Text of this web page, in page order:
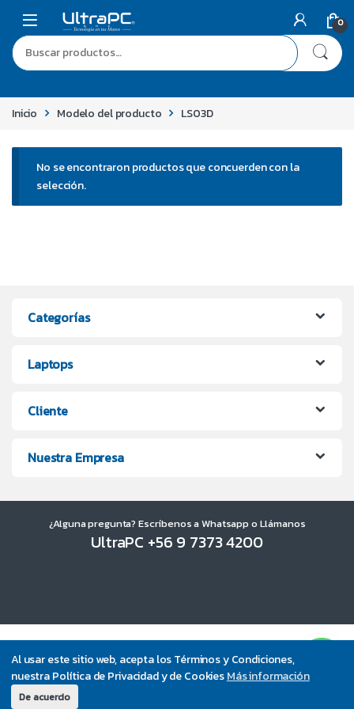
Al usar este sitio web, acepta los Términos y Condiciones,
nuestra Política de Privacidad y de CookiesMás información
De acuerdo
0
Inicio Modelo del producto LS03D
No se encontraron productos que concuerden con la
selección.
Categorías
Laptops
Cliente
Nuestra Empresa
¿Alguna pregunta? Escríbenos a Whatsapp o Llámanos
UltraPC +56 9 7373 4200